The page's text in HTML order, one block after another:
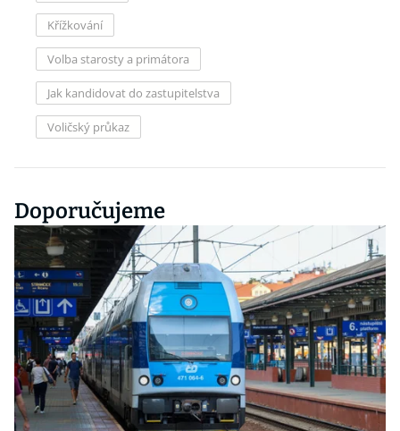
Křížkování
Volba starosty a primátora
Jak kandidovat do zastupitelstva
Voličský průkaz
Doporučujeme